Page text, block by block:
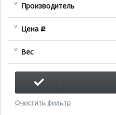
Производитель
Цена c
Вес
Очистить фильтр